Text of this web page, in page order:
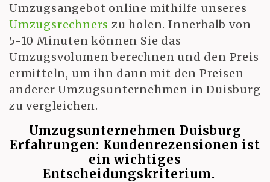
Umzugsangebot online mithilfe unseres
Umzugsrechners zu holen. Innerhalb von
5-10 Minuten können Sie das
Umzugsvolumen berechnen und den Preis
ermitteln, um ihn dann mit den Preisen
anderer Umzugsunternehmen in Duisburg
zu vergleichen.
Umzugsunternehmen Duisburg
Erfahrungen: Kundenrezensionen ist
ein wichtiges
Entscheidungskriterium.